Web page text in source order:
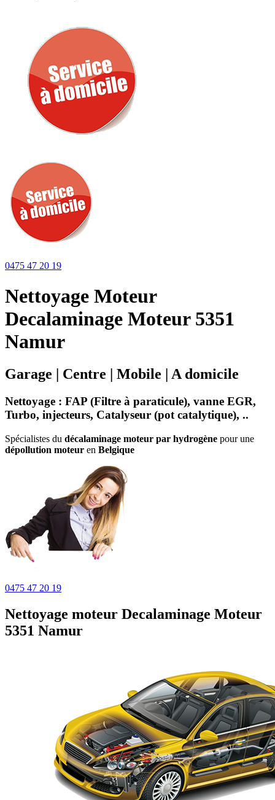
0475 47 20 19
Nettoyage Moteur
Decalaminage Moteur 5351
Namur
Garage | Centre | Mobile | A domicile
Nettoyage : FAP (Filtre à paraticule), vanne EGR,
Turbo, injecteurs, Catalyseur (pot catalytique), ..
Spécialistes du décalaminage moteur par hydrogène pour une
dépollution moteur en Belgique
0475 47 20 19
Nettoyage moteur Decalaminage Moteur
5351 Namur